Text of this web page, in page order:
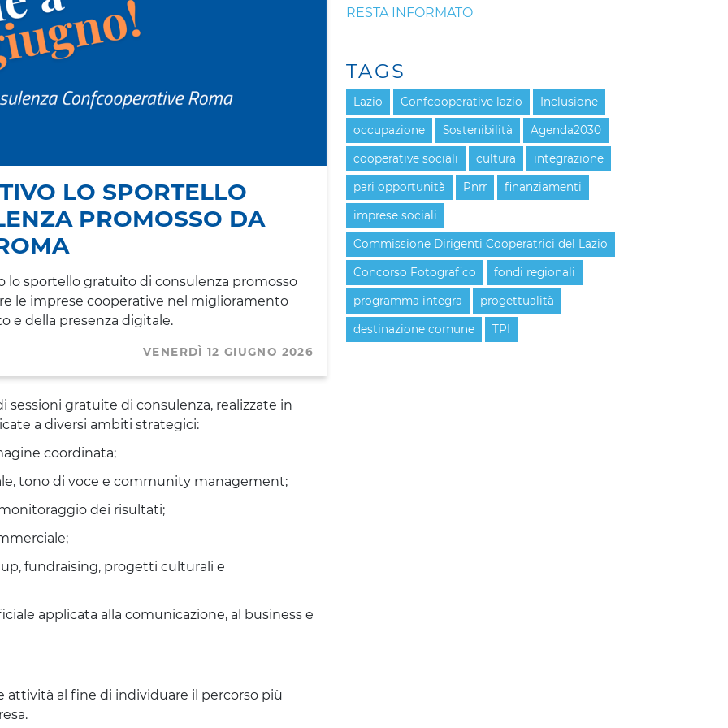
LO SPORTELLO
PROMOSSO DA
lo sportello gratuito di consulenza promosso
le imprese cooperative nel miglioramento
e della presenza digitale.
VENERDÌ 12 GIUGNO 2026
gratuite di consulenza, realizzate in
a diversi ambiti strategici:
coordinata;
tono di voce e community management;
dei risultati;
fundraising, progetti culturali e
applicata alla comunicazione, al business e
attività al fine di individuare il percorso più
RESTA INFORMATO
TAGS
Lazio Confcooperative lazio Inclusione
occupazione Sostenibilità Agenda2030
cooperative sociali cultura integrazione
pari opportunità Pnrr finanziamenti
imprese sociali
Commissione Dirigenti Cooperatrici del Lazio
Concorso Fotografico fondi regionali
programma integra progettualità
destinazione comune TPI